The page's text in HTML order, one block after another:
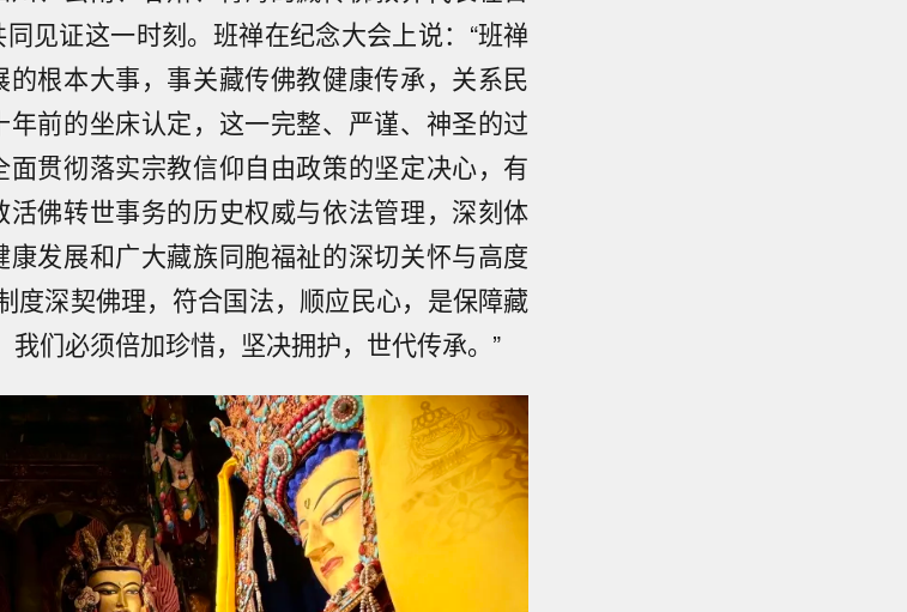
见证这一时刻。班禅在纪念大会上说：“班禅
根本大事，事关藏传佛教健康传承，关系民
前的坐床认定，这一完整、严谨、神圣的过
贯彻落实宗教信仰自由政策的坚定决心，有
佛转世事务的历史权威与依法管理，深刻体
发展和广大藏族同胞福祉的深切关怀与高度
度深契佛理，符合国法，顺应民心，是保障藏
我们必须倍加珍惜，坚决拥护，世代传承。”